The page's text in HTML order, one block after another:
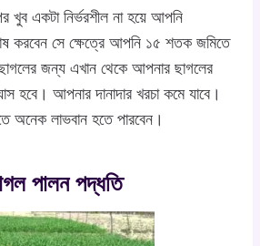
খুব একটা নির্ভরশীল না হয়ে আপনি
করবেন সে ক্ষেত্রে আপনি ১৫ শতক জমিতে
জন্য এখান থেকে আপনার ছাগলের
হবে। আপনার দানাদার খরচা কমে যাবে।
অনেক লাভবান হতে পারবেন।
পালন পদ্ধতি